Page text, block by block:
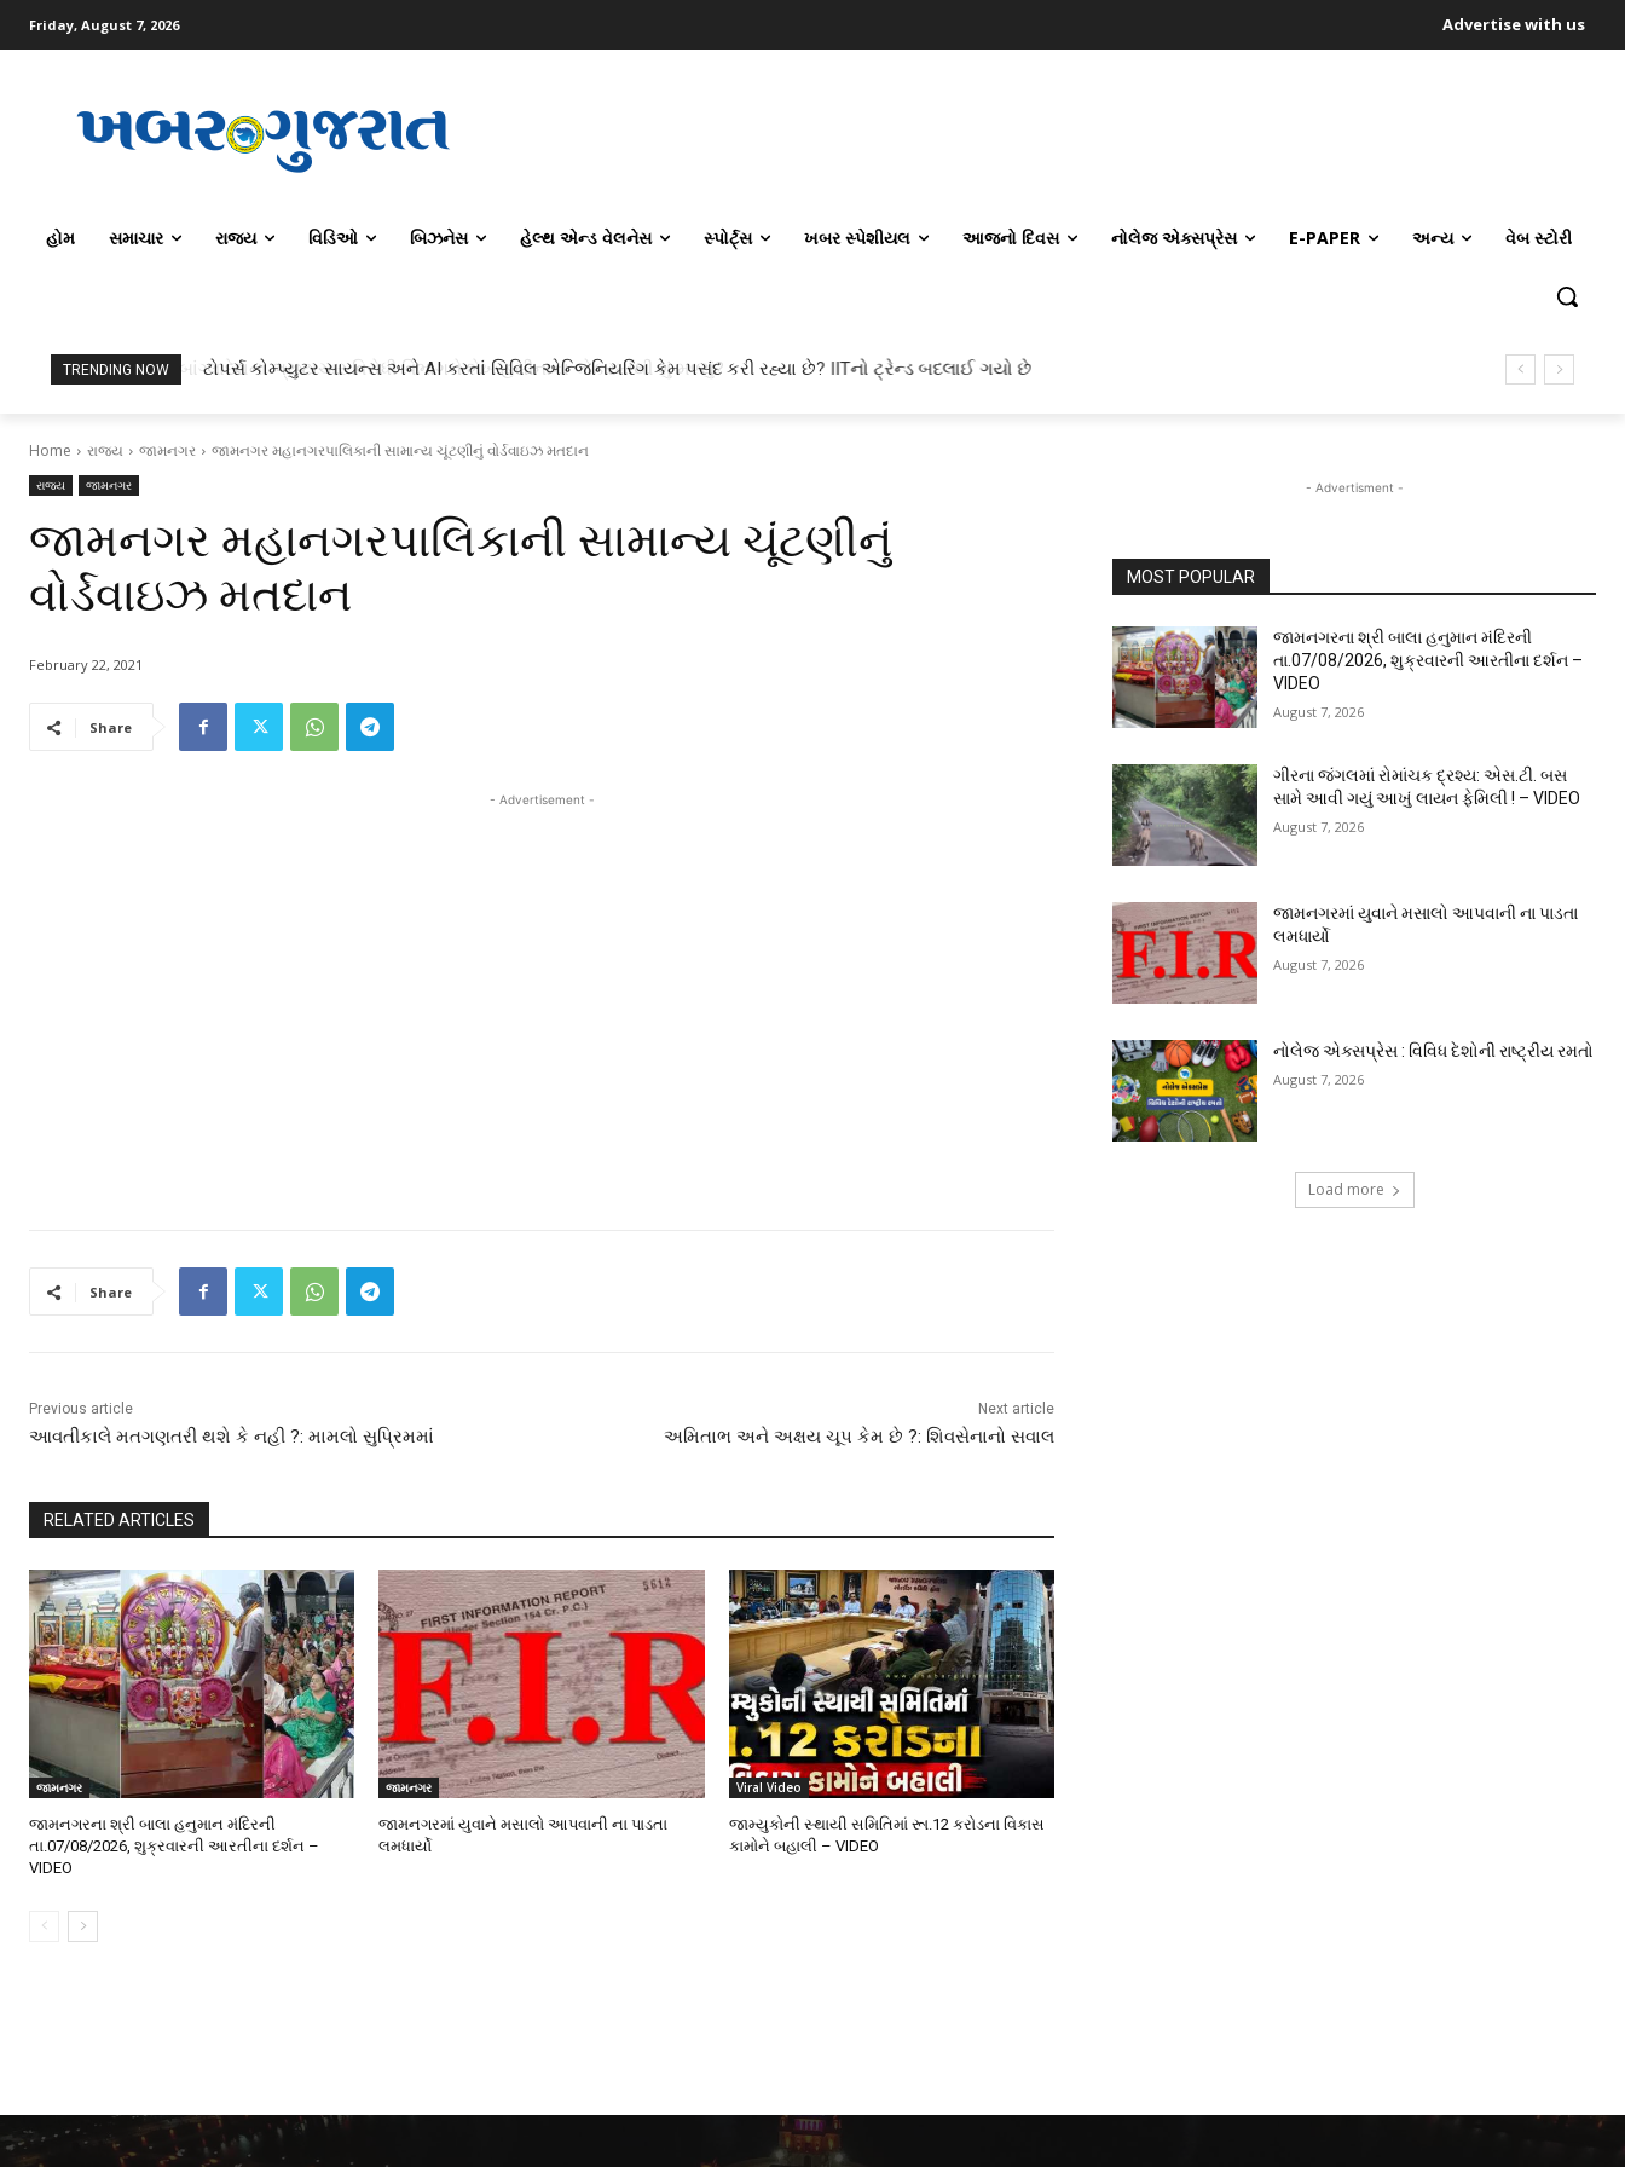
Friday, August 7, 2026 Advertise with us
હોમ સમાચાર રાજ્ય વિડિઓ બિઝનેસ હેલ્થ એન્ડ વેલનેસ સ્પોર્ટ્સ ખબર સ્પેશીયલ આજનો દિવસ નોલેજ એક્સપ્રેસ E-PAPER અન્ય વેબ સ્ટોરી
TRENDING NOW ટોપર્સ કોમ્પ્યુટર સાયન્સ અને AI કરતાં સિવિલ એન્જિનિયરિંગ કેમ પસંદ કરી રહ્યા છે? IITનો ટ્રેન્ડ બદલાઈ ગયો છે
Home રાજ્ય જામનગર જામનગર મહાનગરપાલિકાની સામાન્ય ચૂંટણીનું વોર્ડવાઇઝ મતદાન
રાજ્ય જામનગર
જામનગર મહાનગરપાલિકાની સામાન્ય ચૂંટણીનું
વોર્ડવાઇઝ મતદાન
February 22, 2021
Share
- Advertisement -
Share
Previous article
આવતીકાલે મતગણતરી થશે કે નહી ?: મામલો સુપ્રિમમાં
Next article
અમિતાભ અને અક્ષય ચૂપ કેમ છે ?: શિવસેનાનો સવાલ
RELATED ARTICLES
જામનગર
જામનગરના શ્રી બાલા હનુમાન મંદિરની
તા.07/08/2026, શુક્રવારની આરતીના દર્શન –
VIDEO
જામનગર
જામનગરમાં યુવાને મસાલો આપવાની ના પાડતા
લમધાર્યો
Viral Video
જામ્યુકોની સ્થાયી સમિતિમાં રૂા.12 કરોડના વિકાસ
કામોને બહાલી – VIDEO
- Advertisment -
MOST POPULAR
જામનગરના શ્રી બાલા હનુમાન મંદિરની
તા.07/08/2026, શુક્રવારની આરતીના દર્શન –
VIDEO
August 7, 2026
ગીરના જંગલમાં રોમાંચક દ્રશ્ય: એસ.ટી. બસ
સામે આવી ગયું આખું લાયન ફેમિલી ! – VIDEO
August 7, 2026
જામનગરમાં યુવાને મસાલો આપવાની ના પાડતા
લમધાર્યો
August 7, 2026
નોલેજ એક્સપ્રેસ : વિવિધ દેશોની રાષ્ટ્રીય રમતો
August 7, 2026
Load more